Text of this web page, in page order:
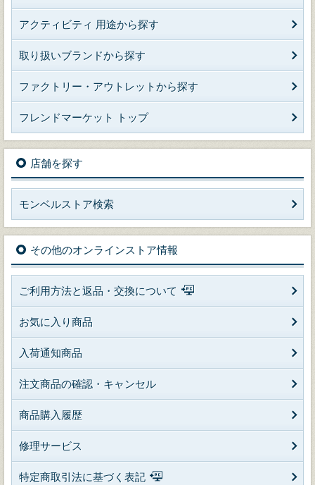
アクティビティ 用途から探す
取り扱いブランドから探す
ファクトリー・アウトレットから探す
フレンドマーケット トップ
店舗を探す
モンベルストア検索
その他のオンラインストア情報
ご利用方法と返品・交換について
お気に入り商品
入荷通知商品
注文商品の確認・キャンセル
商品購入履歴
修理サービス
特定商取引法に基づく表記